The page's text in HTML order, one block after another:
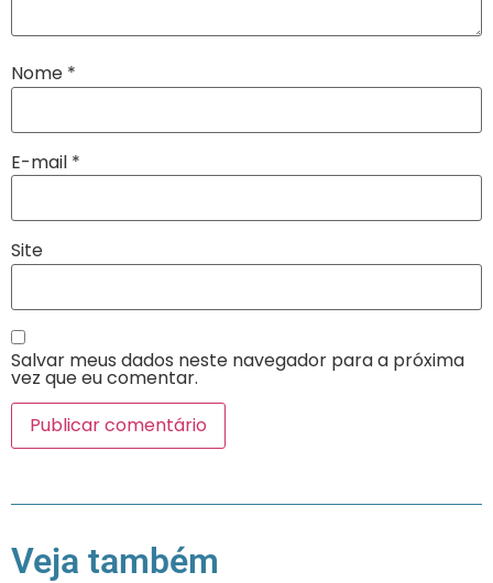
Nome *
E-mail *
Site
Salvar meus dados neste navegador para a próxima
vez que eu comentar.
Veja também